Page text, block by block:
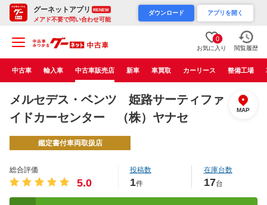
グーネットアプリ RENEW
メアド不要で問い合わせ可能
ダウンロード アプリを開く
0
お気に入り 閲覧履歴
中古車 輸入車 中古車販売店 新車 車買取 カーリース 整備工場
メルセデス・ベンツ 姫路サーティファ
イドカーセンター （株）ヤナセ
MAP
鑑定書付車両取扱店
総合評価
5.0
投稿数
1件
在庫台数
17台